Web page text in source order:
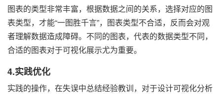
图表的类型非常丰富，根据数据之间的关系，选择对应的图
表类型，才能“一图胜千言”，图表类型不合适，反而会对观
者理解数据造成障碍。不同的图表，代表的数据类型不同，
合适的图表对于可视化展示尤为重要。
4.实践优化
实践的操作，在失误中总结经验教训，对于设计可视化分析